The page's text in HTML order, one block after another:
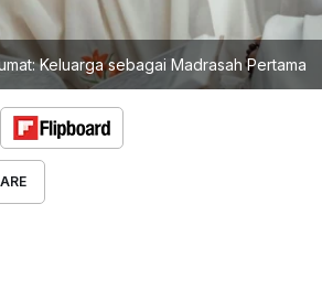
Keluarga sebagai Madrasah Pertama